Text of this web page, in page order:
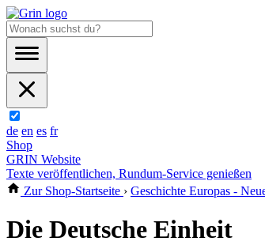
de en es fr
Shop
GRIN Website
Texte veröffentlichen, Rundum-Service genießen
Zur Shop-Startseite › Geschichte Europas -
Die Deutsche Einheit